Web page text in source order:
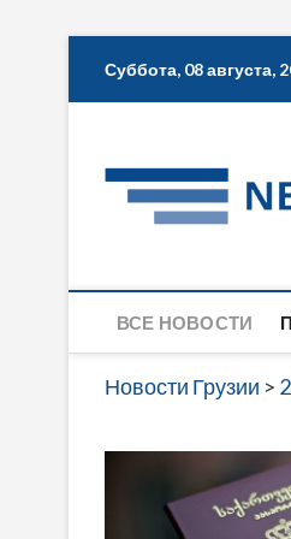
Суббота, 08 августа,
ВСЕ НОВОСТИ
Новости Грузии >